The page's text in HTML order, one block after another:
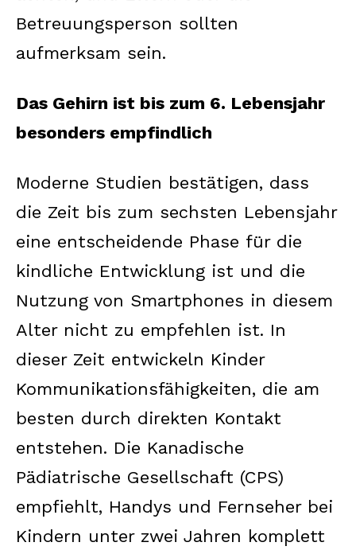
Betreuungsperson sollten
aufmerksam sein.
Das Gehirn ist bis zum 6. Lebensjahr
besonders empfindlich
Moderne Studien bestätigen, dass
die Zeit bis zum sechsten Lebensjahr
eine entscheidende Phase für die
kindliche Entwicklung ist und die
Nutzung von Smartphones in diesem
Alter nicht zu empfehlen ist. In
dieser Zeit entwickeln Kinder
Kommunikationsfähigkeiten, die am
besten durch direkten Kontakt
entstehen. Die Kanadische
Pädiatrische Gesellschaft (CPS)
empfiehlt, Handys und Fernseher bei
Kindern unter zwei Jahren komplett